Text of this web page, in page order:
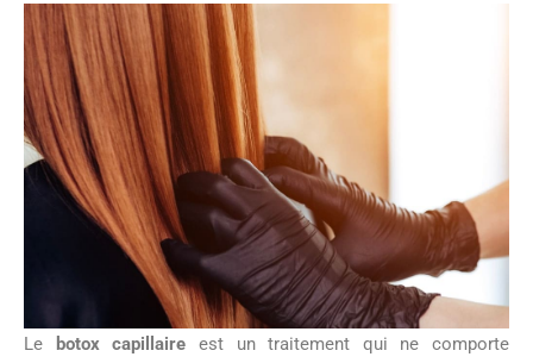
Le botox capillaire est un traitement qui ne comporte